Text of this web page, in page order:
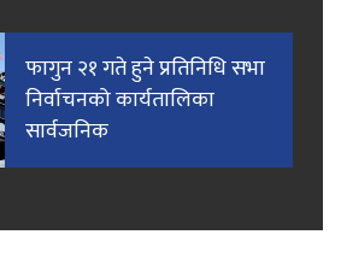
फागुन २१ गते हुने प्रतिनिधि सभा
निर्वाचनको कार्यतालिका
सार्वजनिक